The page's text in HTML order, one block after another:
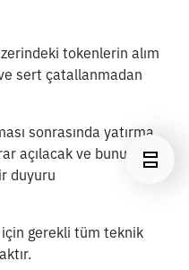
tokenlerin alım
sert çatallanmadan
sonrasında yatırma
açılacak ve bunun
duyuru
için gerekli tüm teknik